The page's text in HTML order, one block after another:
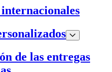
de las entregas